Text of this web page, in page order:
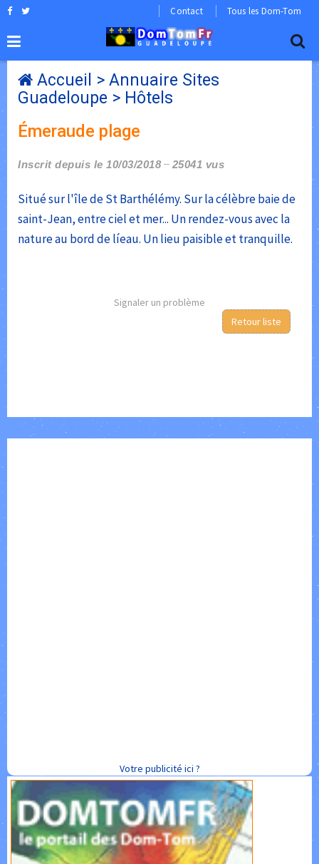
Contact Tous les Dom-Tom
Accueil > Annuaire Sites
Guadeloupe > Hôtels
Émeraude plage
Inscrit depuis le 10/03/2018 25041 vus
Situé sur l'île de St Barthélémy. Sur la célèbre baie de
saint-Jean, entre ciel et mer... Un rendez-vous avec la
nature au bord de líeau. Un lieu paisible et tranquille.
Signaler un problème
Retour liste
Votre publicité ici ?